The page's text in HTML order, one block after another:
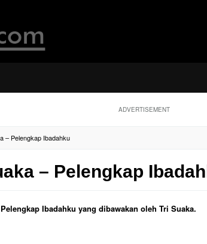
ADVERTISEMENT
– Pelengkap Ibadahku
– Pelengkap
Ibadahku yang dibawakan oleh Tri Suaka.